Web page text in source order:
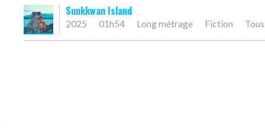
Sunkkwan Island
2025 01h54 Long métrage Fiction